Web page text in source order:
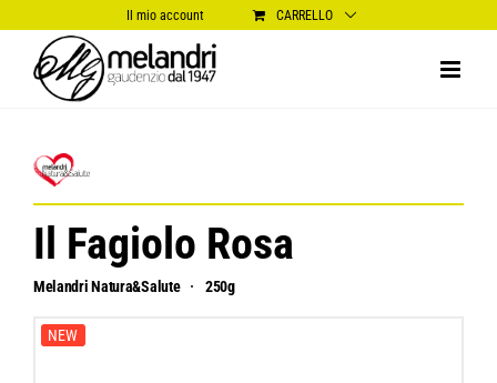
al
contenuto
Il mio account CARRELLO
Il Fagiolo Rosa
Melandri Natura&Salute 250g
NEW